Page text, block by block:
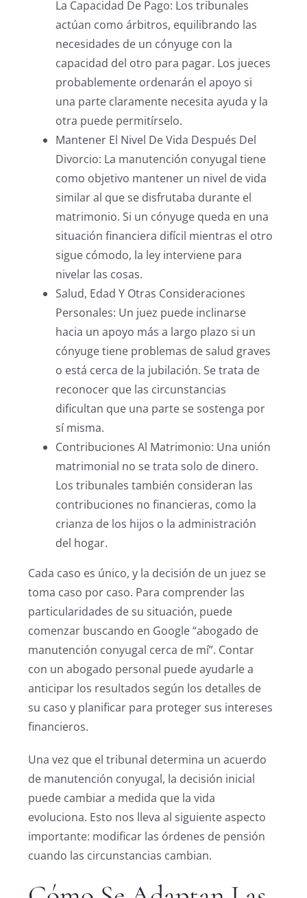
La Capacidad De Pago: Los tribunales
actúan como árbitros, equilibrando las
necesidades de un cónyuge con la
capacidad del otro para pagar. Los jueces
probablemente ordenarán el apoyo si
una parte claramente necesita ayuda y la
otra puede permitírselo.
Mantener El Nivel De Vida Después Del
Divorcio: La manutención conyugal tiene
como objetivo mantener un nivel de vida
similar al que se disfrutaba durante el
matrimonio. Si un cónyuge queda en una
situación financiera difícil mientras el otro
sigue cómodo, la ley interviene para
nivelar las cosas.
Salud, Edad Y Otras Consideraciones
Personales: Un juez puede inclinarse
hacia un apoyo más a largo plazo si un
cónyuge tiene problemas de salud graves
o está cerca de la jubilación. Se trata de
reconocer que las circunstancias
dificultan que una parte se sostenga por
sí misma.
Contribuciones Al Matrimonio: Una unión
matrimonial no se trata solo de dinero.
Los tribunales también consideran las
contribuciones no financieras, como la
crianza de los hijos o la administración
del hogar.
Cada caso es único, y la decisión de un juez se
toma caso por caso. Para comprender las
particularidades de su situación, puede
comenzar buscando en Google “abogado de
manutención conyugal cerca de mí”. Contar
con un abogado personal puede ayudarle a
anticipar los resultados según los detalles de
su caso y planificar para proteger sus intereses
financieros.
Una vez que el tribunal determina un acuerdo
de manutención conyugal, la decisión inicial
puede cambiar a medida que la vida
evoluciona. Esto nos lleva al siguiente aspecto
importante: modificar las órdenes de pensión
cuando las circunstancias cambian.